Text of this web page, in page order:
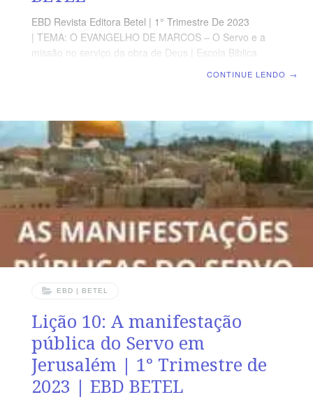
EBD Revista Editora Betel | 1° Trimestre De 2023
| TEMA: O EVANGELHO DE MARCOS – O Servo e a
missão no serviço da obra de Deus | Escola Biblica
vigilante, orando, perseverando e cumprindo a missão,
pois breve Jesus voltará. OBJETIVOS DA LIÇÃO
Mostrar que devemos perseverar até o fim.Destacar
que Jesus virá buscar os escolhidosFalar que antes da
vinda
CONTINUE LENDO →
EBD | BETEL
Lição 10: A manifestação
pública do Servo em
Jerusalém | 1° Trimestre de
2023 | EBD BETEL